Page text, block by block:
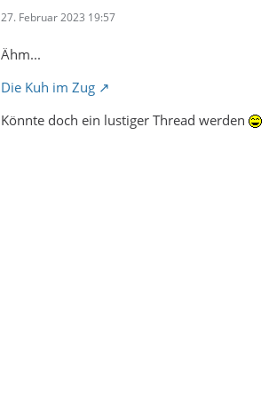
27. Februar 2023 19:57
Ähm...
Die Kuh im Zug
Könnte doch ein lustiger Thread werden